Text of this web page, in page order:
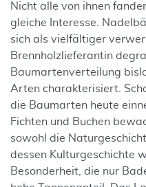
Nicht alle von ihnen
gleiche Interesse.
sich als vielfältiger
Brennholzlieferantin
Baumartenverteilung
Arten charakterisiert.
die Baumarten heute
Fichten und Buchen
sowohl die
dessen Kulturgeschichte
Besonderheit, die nur